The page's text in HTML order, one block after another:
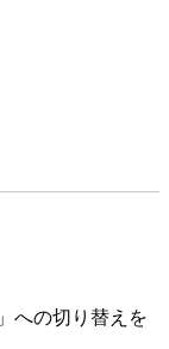
への切り替えを